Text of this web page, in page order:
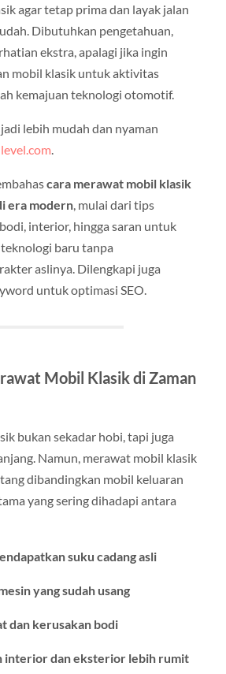
agar tetap prima dan layak jalan
Dibutuhkan pengetahuan,
ekstra, apalagi jika ingin
mobil klasik untuk aktivitas
kemajuan teknologi otomotif.
lebih mudah dan nyaman
.
cara merawat mobil klasik
era modern, mulai dari tips
interior, hingga saran untuk
baru tanpa
aslinya. Dilengkapi juga
untuk optimasi SEO.
Mobil Klasik di Zaman
bukan sekadar hobi, tapi juga
Namun, merawat mobil klasik
dibandingkan mobil keluaran
yang sering dihadapi antara
suku cadang asli
yang sudah usang
dan kerusakan bodi
interior dan eksterior lebih rumit